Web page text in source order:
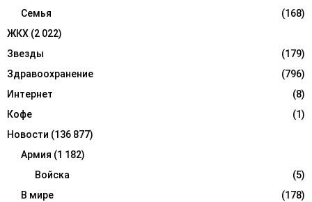
Семья
(168)
ЖКХ (2 022)
Звезды
(179)
Здравоохранение
(796)
Интернет
(8)
Кофе
(1)
Новости (136 877)
Армия (1 182)
Войска
(5)
В мире
(178)